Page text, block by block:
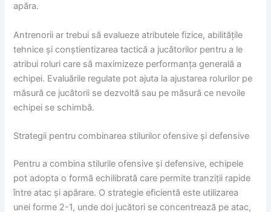
apăra.
Antrenorii ar trebui să evalueze atributele fizice, abilitățile
tehnice și conștientizarea tactică a jucătorilor pentru a le
atribui roluri care să maximizeze performanța generală a
echipei. Evaluările regulate pot ajuta la ajustarea rolurilor pe
măsură ce jucătorii se dezvoltă sau pe măsură ce nevoile
echipei se schimbă.
Strategii pentru combinarea stilurilor ofensive și defensive
Pentru a combina stilurile ofensive și defensive, echipele
pot adopta o formă echilibrată care permite tranziții rapide
între atac și apărare. O strategie eficientă este utilizarea
unei forme 2-1, unde doi jucători se concentrează pe atac,